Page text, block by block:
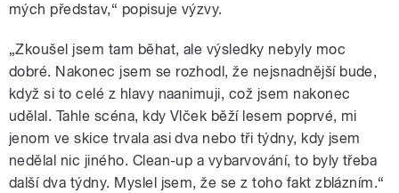
mých představ,“ popisuje výzvy.
„Zkoušel jsem tam běhat, ale výsledky nebyly moc
dobré. Nakonec jsem se rozhodl, že nejsnadnější bude,
když si to celé z hlavy naanimuji, což jsem nakonec
udělal. Tahle scéna, kdy Vlček běží lesem poprvé, mi
jenom ve skice trvala asi dva nebo tři týdny, kdy jsem
nedělal nic jiného. Clean-up a vybarvování, to byly třeba
další dva týdny. Myslel jsem, že se z toho fakt zblázním.“